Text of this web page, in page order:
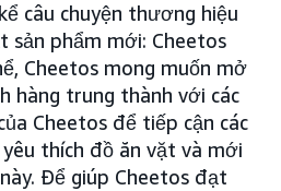
câu chuyện thương hiệu
sản phẩm mới: Cheetos
Cheetos mong muốn mở
hàng trung thành với các
Cheetos để tiếp cận các
thích đồ ăn vặt và mới
Để giúp Cheetos đạt